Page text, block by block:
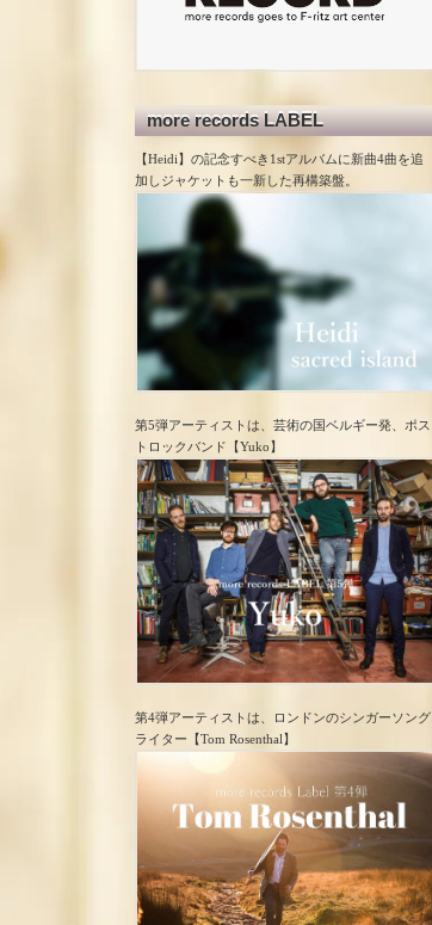
more records LABEL
【Heidi】の記念すべき1stアルバムに新曲4曲を追
加しジャケットも一新した再構築盤。
第5弾アーティストは、芸術の国ベルギー発、ポス
トロック​バンド【Yuko】
第4弾アーティストは、ロンドンのシンガーソング
ライター【Tom Rosenthal】